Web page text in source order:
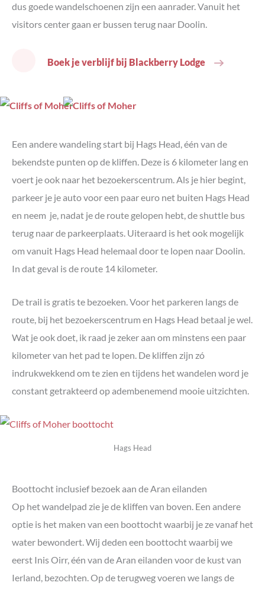
dus goede wandelschoenen zijn een aanrader. Vanuit het
visitors center gaan er bussen terug naar Doolin.
Boek je verblijf bij Blackberry Lodge
Een andere wandeling start bij Hags Head, één van de
bekendste punten op de kliffen. Deze is 6 kilometer lang en
voert je ook naar het bezoekerscentrum. Als je hier begint,
parkeer je je auto voor een paar euro net buiten Hags Head
en neem je, nadat je de route gelopen hebt, de shuttle bus
terug naar de parkeerplaats. Uiteraard is het ook mogelijk
om vanuit Hags Head helemaal door te lopen naar Doolin.
In dat geval is de route 14 kilometer.
De trail is gratis te bezoeken. Voor het parkeren langs de
route, bij het bezoekerscentrum en Hags Head betaal je wel.
Wat je ook doet, ik raad je zeker aan om minstens een paar
kilometer van het pad te lopen. De kliffen zijn zó
indrukwekkend om te zien en tijdens het wandelen word je
constant getrakteerd op adembenemend mooie uitzichten.
Hags Head
Boottocht inclusief bezoek aan de Aran eilanden
Op het wandelpad zie je de kliffen van boven. Een andere
optie is het maken van een boottocht waarbij je ze vanaf het
water bewondert. Wij deden een boottocht waarbij we
eerst Inis Oirr, één van de Aran eilanden voor de kust van
Ierland, bezochten. Op de terugweg voeren we langs de